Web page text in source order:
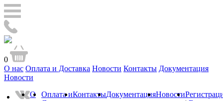
0
О нас Оплата и Доставка Новости Контакты Документация
Новости
О
Оплата иКонтактыДокументацияНовости